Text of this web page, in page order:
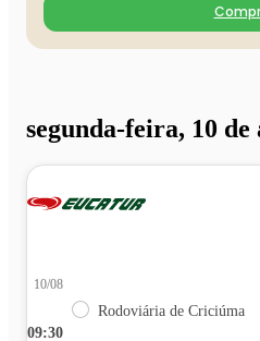
segunda-feira, 10 de
09:30
10/08
Rodoviária de Criciúma